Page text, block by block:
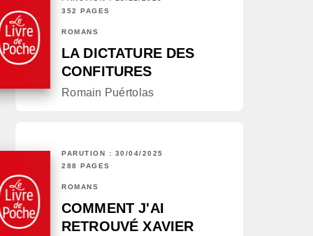
352 PAGES
ROMANS
LA DICTATURE DES
CONFITURES
Romain Puértolas
PARUTION : 30/04/2025
288 PAGES
ROMANS
COMMENT J'AI
RETROUVÉ XAVIER